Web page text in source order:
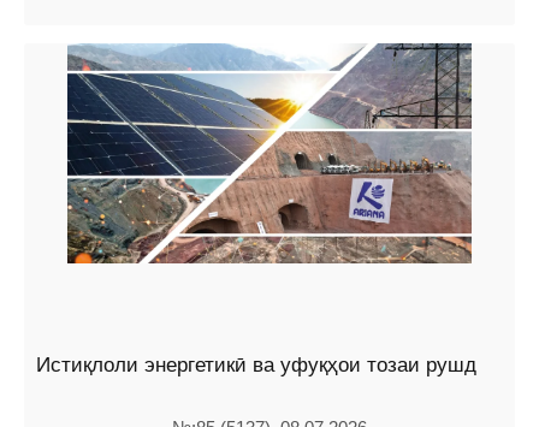
Истиқлоли энергетикӣ ва уфуқҳои тозаи рушд